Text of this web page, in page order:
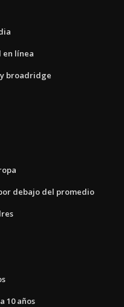
en línea
broadridge
debajo del promedio
10 años